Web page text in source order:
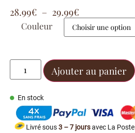
28.99€ – 29.99€
Couleur
Ajouter au panier
En stock
Livré sous3 – 7 joursavec La Poste